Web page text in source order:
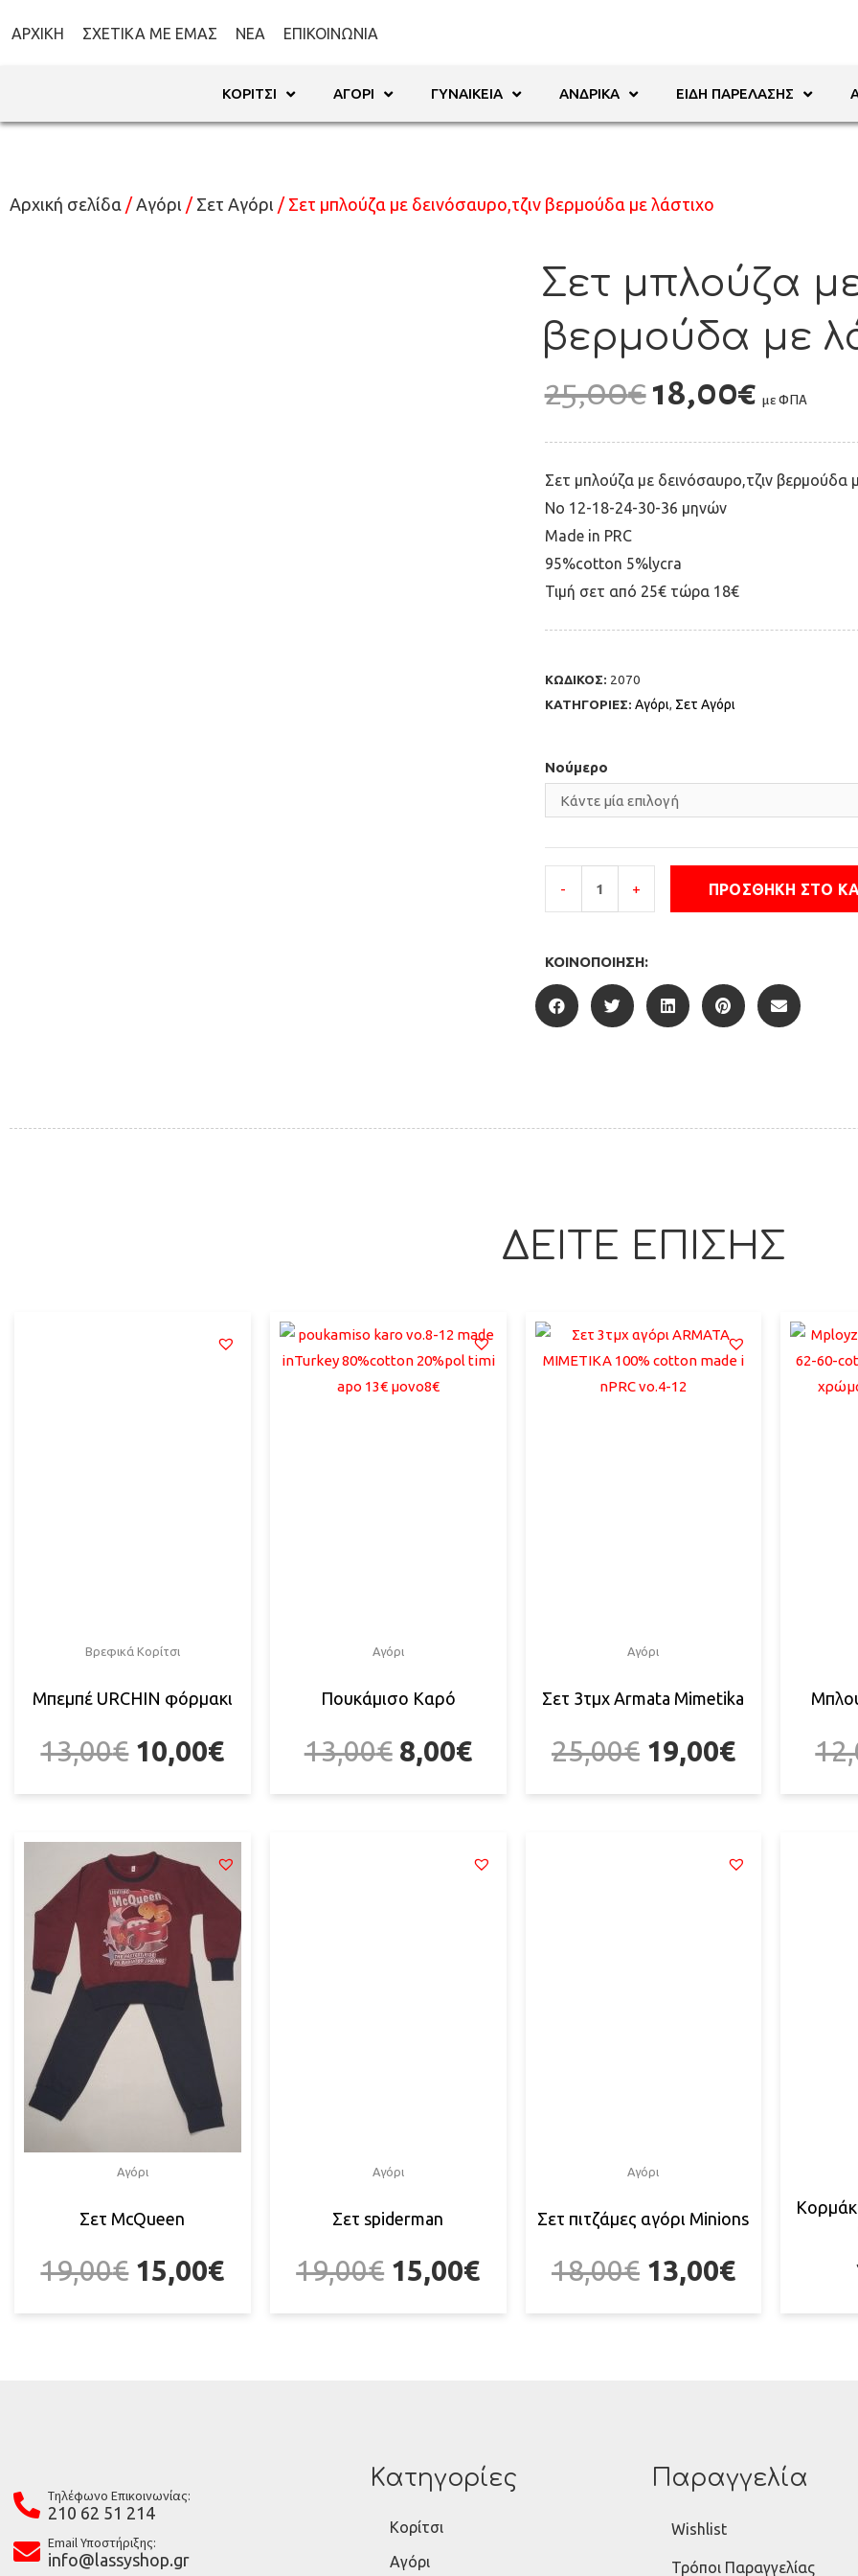
ΑΡΧΙΚΉ ΣΧΕΤΙΚΆ ΜΕ ΕΜΆΣ ΝΈΑ ΕΠΙΚΟΙΝΩΝΊΑ
ΚΟΡΊΤΣΙ ΑΓΌΡΙ ΓΥΝΑΙΚΕΊΑ ΑΝΔΡΙΚΆ ΕΊΔΗ ΠΑΡΈΛΑΣΗΣ
Αρχική σελίδα / Αγόρι / Σετ Αγόρι / Σετ μπλούζα με δεινόσαυρο,τζιν βερμούδα με λάστιχο
Σετ μπλούζα
βερμούδα με
25,00€18,00€ με ΦΠΑ
Σετ μπλούζα με δεινόσαυρο,τζιν βερμούδα
Νο 12-18-24-30-36 μηνών
Μade in PRC
95%cotton 5%lycra
Τιμή σετ από 25€ τώρα 18€
ΚΩΔΙΚΟΣ: 2070
ΚΑΤΗΓΟΡΙΕΣ: Αγόρι, Σετ Αγόρι
Νούμερο
- + ΠΡΟΣΘΉΚΗ ΣΤΟ
ΚΟΙΝΟΠΟΊΗΣΗ:
ΔΕΙΤΕ ΕΠΙΣΗΣ
Βρεφικά Κορίτσι
Μπεμπέ URCHIN φόρμακι
13,00€ 10,00€
Αγόρι
Πουκάμισο Καρό
13,00€ 8,00€
Αγόρι
Σετ 3τμχ Armata Mimetika
25,00€ 19,00€
Αγόρι
Σετ McQueen
19,00€ 15,00€
Αγόρι
Σετ spiderman
19,00€ 15,00€
Αγόρι
Σετ πιτζάμες αγόρι Minions
18,00€ 13,00€
Tηλέφωνο Επικοινωνίας:
210 62 51 214
Email Υποστήριξης:
info@lassyshop.gr
Κατηγορίες
Κορίτσι
Αγόρι
Παραγγελία
Wishlist
Τρόποι Παραγγελίας